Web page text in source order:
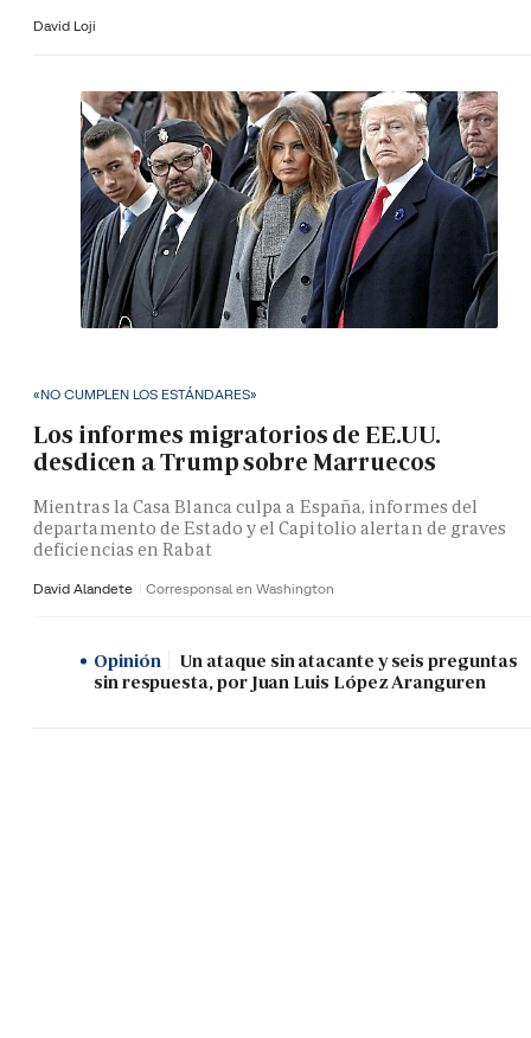
David Loji
«NO CUMPLEN LOS ESTÁNDARES»
Los informes migratorios de EE.UU.
desdicen a Trump sobre Marruecos
Mientras la Casa Blanca culpa a España, informes del
departamento de Estado y el Capitolio alertan de graves
deficiencias en Rabat
David Alandete Corresponsal en Washington
Opinión
Un ataque sin atacante y seis preguntas
sin respuesta, por Juan Luis López Aranguren